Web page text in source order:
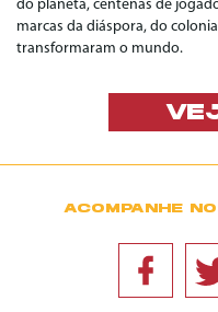
do planeta, centenas de
marcas da diáspora, do
transformaram o mundo.
ACOMPANHE